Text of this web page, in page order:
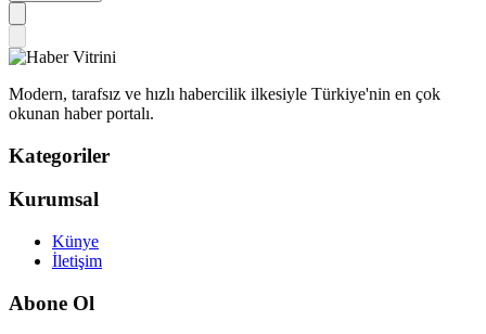
Modern, tarafsız ve hızlı habercilik ilkesiyle Türkiye'nin en çok
okunan haber portalı.
Kategoriler
Kurumsal
Künye
İletişim
Abone Ol